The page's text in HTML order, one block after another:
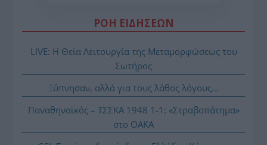
ΡΟΗ ΕΙΔΗΣΕΩΝ
LIVE: Η Θεία Λειτουργία της Μεταμορφώσεως του
Σωτήρος
Ξύπνησαν, αλλά για τους λάθος λόγους…
Παναθηναϊκός – ΤΣΣΚΑ 1948 1-1: «Στραβοπάτημα»
στο ΟΑΚΑ